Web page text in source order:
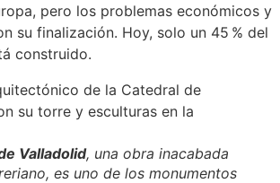
pero los problemas económicos y
su finalización. Hoy, solo un 45 % del
construido.
Valladolid, una obra inacabada
es uno de los monumentos